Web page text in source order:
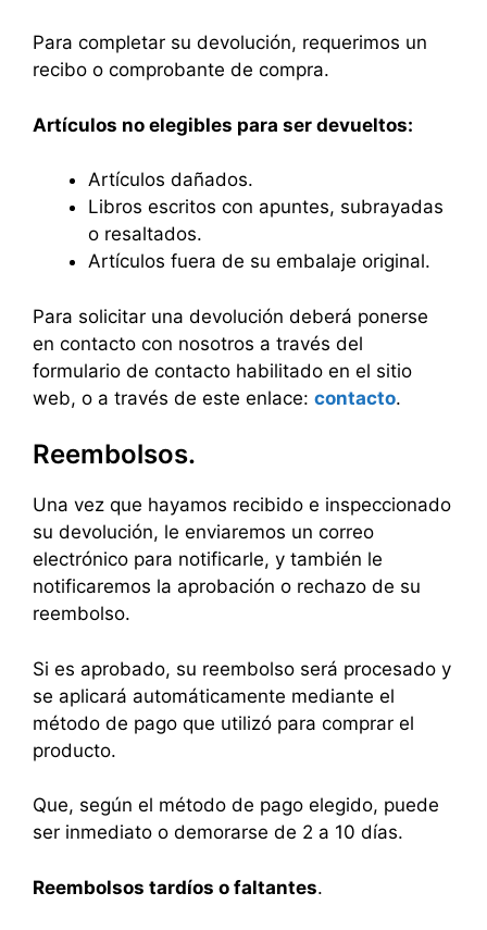
Para completar su devolución, requerimos un
recibo o comprobante de compra.
Artículos no elegibles para ser devueltos:
Artículos dañados.
Libros escritos con apuntes, subrayadas
o resaltados.
Artículos fuera de su embalaje original.
Para solicitar una devolución deberá ponerse
en contacto con nosotros a través del
formulario de contacto habilitado en el sitio
web, o a través de este enlace: contacto.
Reembolsos.
Una vez que hayamos recibido e inspeccionado
su devolución, le enviaremos un correo
electrónico para notificarle, y también le
notificaremos la aprobación o rechazo de su
reembolso.
Si es aprobado, su reembolso será procesado y
se aplicará automáticamente mediante el
método de pago que utilizó para comprar el
producto.
Que, según el método de pago elegido, puede
ser inmediato o demorarse de 2 a 10 días.
Reembolsos tardíos o faltantes.